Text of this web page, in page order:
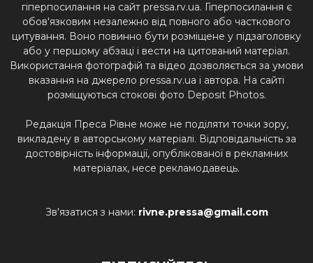
гіперпосилання на сайт pressa.rv.ua. Гіперпосилання є
обов'язковим незалежно від повного або часткового
цитування. Воно повинно бути розміщене у підзаголовку
або у першому абзаці і вести на цитований матеріал.
Використання фотографій та відео дозволяється за умови
вказання на джерело pressa.rv.ua і автора. На сайті
розміщуються стокові фото Deposit Photos.
Редакція Преса Рівне може не поділяти точки зору,
викладену в авторському матеріалі. Відповідальність за
достовірність інформації, опублікованої в рекламних
матеріалах, несе рекламодавець.
Зв'язатися з нами: rivne.pressa@gmail.com